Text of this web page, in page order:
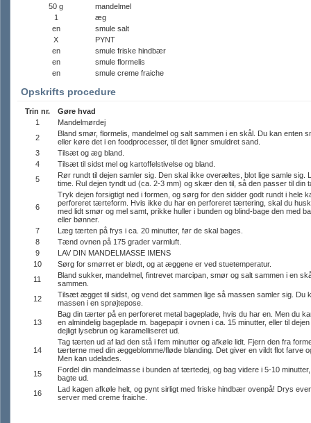
50 g
mandelmel
1
æg
en
smule salt
X
PYNT
en
smule friske hindbær
en
smule flormelis
en
smule creme fraiche
Opskrifts procedure
Trin nr.
Gøre hvad
1
Mandelmørdej
2
Bland smør, flormelis, mandelmel og salt sammen i en skål. Du kan enten
eller køre det i en foodprocesser, til det ligner smuldret sand.
3
Tilsæt og æg bland.
4
Tilsæt til sidst mel og kartoffelstivelse og bland.
5
Rør rundt til dejen samler sig. Den skal ikke overæltes, blot lige samle sig.
time. Rul dejen tyndt ud (ca. 2-3 mm) og skær den til, så den passer til din
6
Tryk dejen forsigtigt ned i formen, og sørg for den sidder godt rundt i hele
perforeret tærteform. Hvis ikke du har en perforeret tærtering, skal du
med lidt smør og mel samt, prikke huller i bunden og blind-bage den med
eller bønner.
7
Læg tærten på frys i ca. 20 minutter, før de skal bages.
8
Tænd ovnen på 175 grader varmluft.
9
LAV DIN MANDELMASSE IMENS
10
Sørg for smørret er blødt, og at æggene er ved stuetemperatur.
11
Bland sukker, mandelmel, fintrevet marcipan, smør og salt sammen i en
sammen.
12
Tilsæt ægget til sidst, og vend det sammen lige så massen samler sig. Du
massen i en sprøjtepose.
13
Bag din tærter på en perforeret metal bageplade, hvis du har en. Men du
en almindelig bageplade m. bagepapir i ovnen i ca. 15 minutter, eller til
dejligt lysebrun og karamelliseret ud.
14
Tag tærten ud af lad den stå i fem minutter og afkøle lidt. Fjern den fra
tærterne med din æggeblomme/fløde blanding. Det giver en vildt flot farve
Men kan udelades.
15
Fordel din mandelmasse i bunden af tærtedej, og bag videre i 5-10
bagte ud.
16
Lad kagen afkøle helt, og pynt sirligt med friske hindbær ovenpå! Drys
server med creme fraiche.